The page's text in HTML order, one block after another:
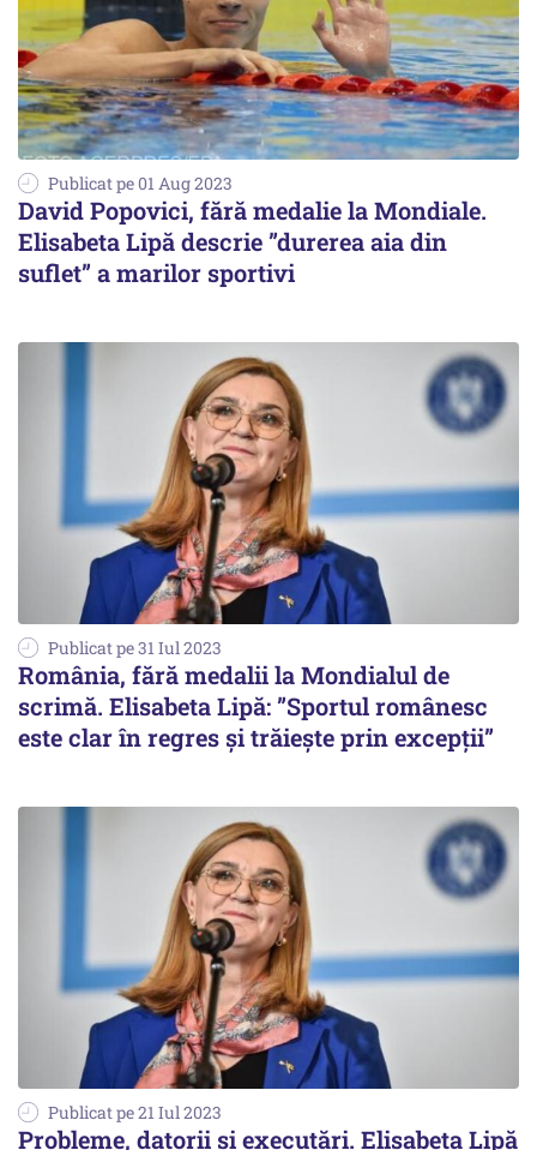
Publicat pe 01 Aug 2023
David Popovici, fără medalie la Mondiale.
Elisabeta Lipă descrie ”durerea aia din
suflet” a marilor sportivi
Publicat pe 31 Iul 2023
România, fără medalii la Mondialul de
scrimă. Elisabeta Lipă: ”Sportul românesc
este clar în regres şi trăieşte prin excepţii”
Publicat pe 21 Iul 2023
Probleme, datorii şi executări. Elisabeta Lipă